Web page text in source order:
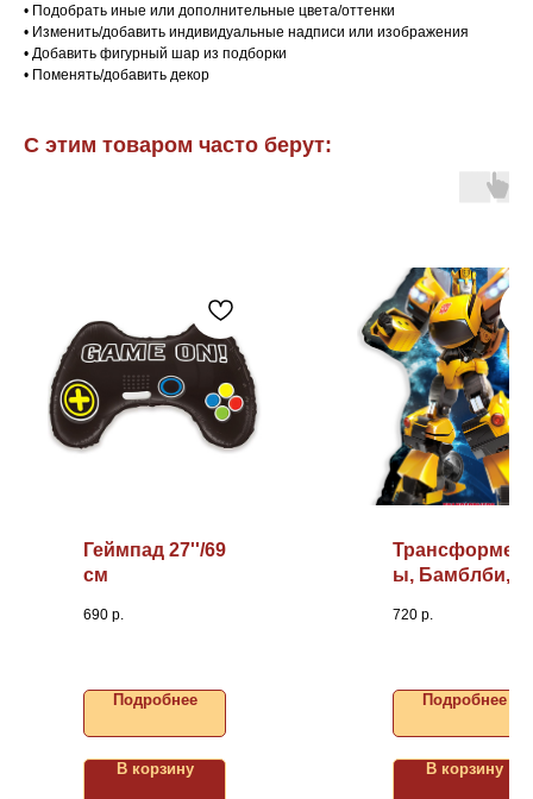
• Подобрать иные или дополнительные цвета/оттенки
• Изменить/добавить индивидуальные надписи или изображения
• Добавить фигурный шар из подборки
• Поменять/добавить декор
С этим товаром часто берут:
Геймпад 27''/69
см
690 р.
Подробнее
В корзину
Трансформер
ы, Бамблби,
720 р.
Подробнее
В корзину